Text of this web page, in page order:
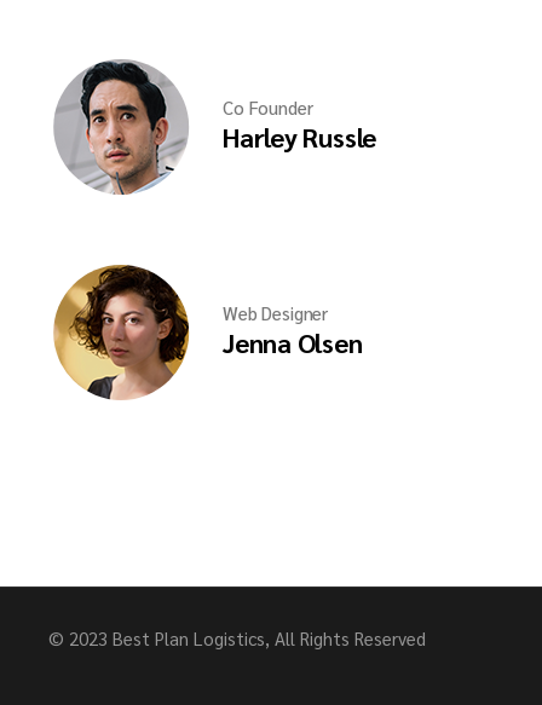
Co Founder
Harley Russle
Web Designer
Jenna Olsen
© 2023 Best Plan Logistics, All Rights Reserved